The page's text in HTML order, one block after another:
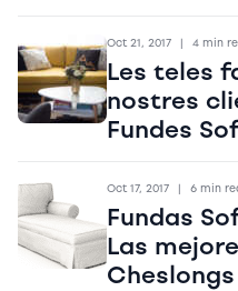
Oct 21, 2017 | 4 min
Les teles
nostres
Fundes
Oct 17, 2017 | 6 min
Fundas
Las
Cheslongs